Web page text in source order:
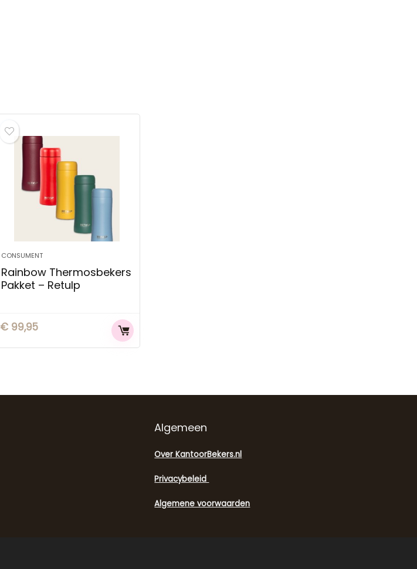
CONSUMENT
Rainbow Thermosbekers
Pakket – Retulp
€99,95
Algemeen
Over KantoorBekers.nl
Privacybeleid
Algemene voorwaarden